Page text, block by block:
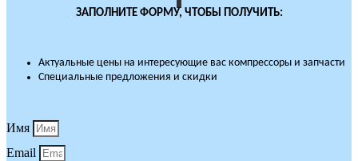
ЗАПОЛНИТЕ ФОРМУ, ЧТОБЫ ПОЛУЧИТЬ:
Актуальные цены на интересующие вас компрессоры и запчасти
Специальные предложения и скидки
Имя
Email